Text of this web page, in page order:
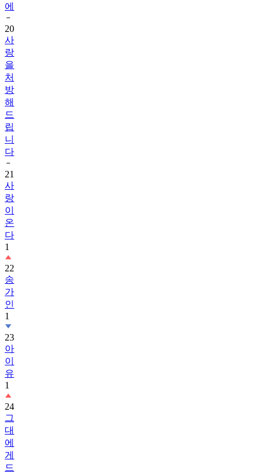
에
20
사
랑
을
처
방
해
드
립
니
다
21
사
랑
이
온
다
1
22
송
가
인
1
23
아
이
유
1
24
그
대
에
게
드